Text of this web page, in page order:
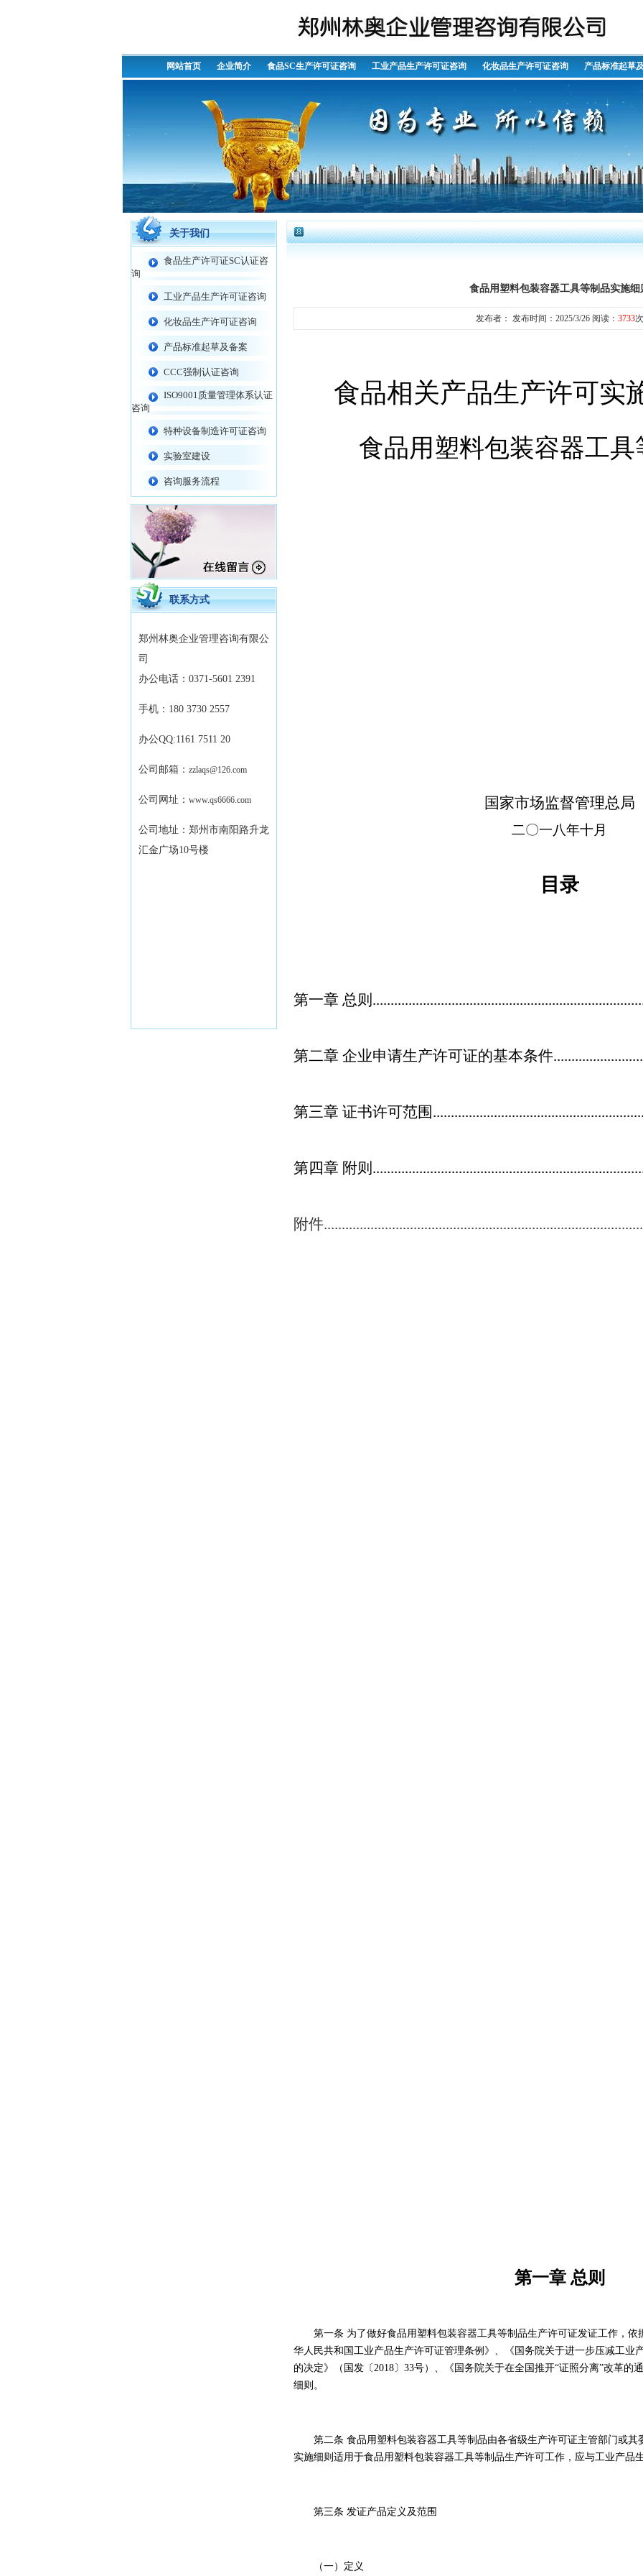
网站首页 企业简介 食品SC生产许可证咨询 工业产品生产许可证咨询 化妆品生产许可证咨询 产品标准起草
关于我们
食品生产许可证SC认证咨
询
工业产品生产许可证咨询
化妆品生产许可证咨询
产品标准起草及备案
CCC强制认证咨询
ISO9001质量管理体系认证
咨询
特种设备制造许可证咨询
实验室建设
咨询服务流程
联系方式
郑州林奥企业管理咨询有限公
司
办公电话：0371-5601 2391
手机：180 3730 2557
办公QQ:1161 7511 20
公司邮箱： zzlaqs@126.com
公司网址： www.qs6666.com
公司地址：郑州市南阳路升龙
汇金广场10号楼
食品用塑料包装容器工具等制品实施细
发布者： 发布时间：2025/3/26 阅读： 3733次
食品相关产品生产许可实
食品用塑料包装容器工具
国家市场监督管理总局
二〇一八年十月
目录
第一章 总则
第二章 企业申请生产许可证的基本条件
第三章 证书许可范围
第四章 附则
附件
第一章 总则
第一条 为了做好食品用塑料包装容器工具等制品生产许可证发证工作，
华人民共和国工业产品生产许可证管理条例》、《国务院关于进一步压减工业
的决定》（国发〔 2018 〕 33号）、《国务院关于在全国推开“证照分离”改革的
细则。
第二条 食品用塑料包装容器工具等制品由各省级生产许可证主管部门或
实施细则适用于食品用塑料包装容器工具等制品生产许可工作，应与工业产品
第三条 发证产品定义及范围
（一）定义